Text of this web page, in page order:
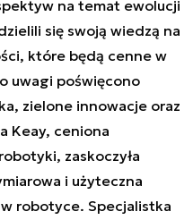
na temat ewolucji
się swoją wiedzą na
które będą cenne w
uwagi poświęcono
zielone innowacje oraz
Keay, ceniona
zaskoczyła
i użyteczna
robotyce. Specjalistka